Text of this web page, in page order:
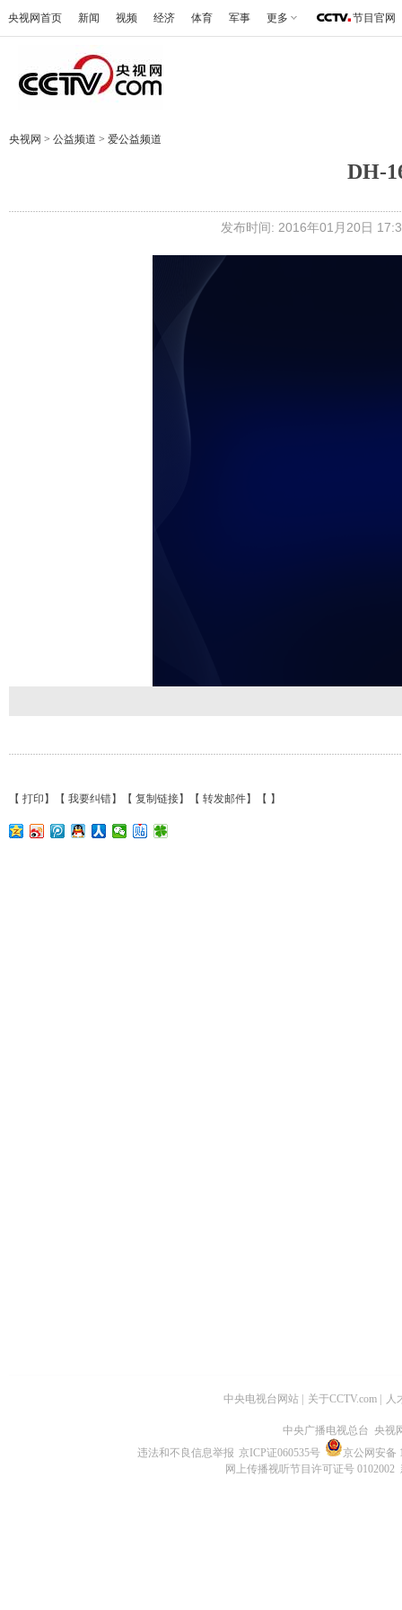
央视网首页 新闻 视频 经济 体育 军事 更多 节目官网
央视网 > 公益频道 > 爱公益频道
DH-
发布时间: 2016年01月20日
【 打印 】【 我要纠错】【 复制链接】【 转发邮件】【 】
中央电视台网站 | 关于CCTV.com | 人
中央广播电视总台 央视
违法和不良信息举报 京ICP证060535号
京公网安备
网上传播视听节目许可证号 0102002